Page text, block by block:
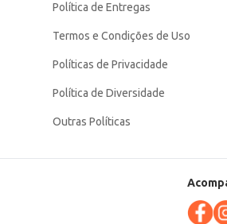
Política de Entregas
Termos e Condições de Uso
Políticas de Privacidade
Política de Diversidade
Outras Políticas